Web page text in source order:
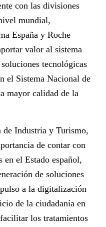
con las divisiones
mundial,
España y Roche
valor al sistema
tecnológicas
el Sistema Nacional de
mayor calidad de la
de Industria y Turismo,
de contar con
el Estado español,
de soluciones
a la digitalización
de la ciudadanía en
los tratamientos